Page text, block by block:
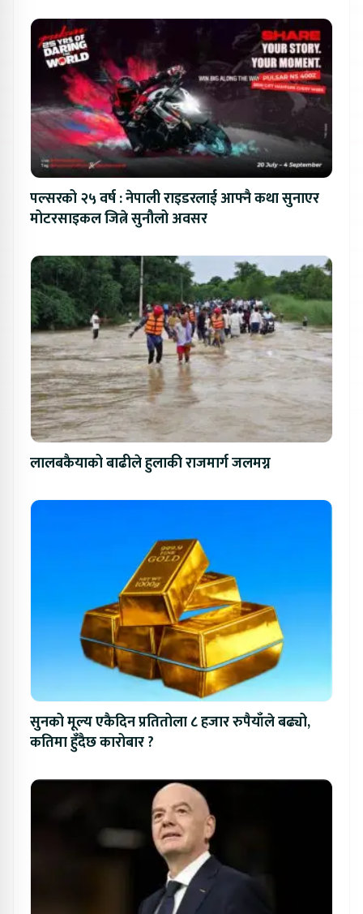
पल्सरको २५ वर्ष : नेपाली राइडरलाई आफ्नै कथा सुनाएर
मोटरसाइकल जित्ने सुनौलो अवसर
लालबकैयाको बाढीले हुलाकी राजमार्ग जलमग्न
सुनको मूल्य एकैदिन प्रतितोला ८ हजार रुपैयाँले बढ्यो,
कतिमा हुँदैछ कारोबार ?